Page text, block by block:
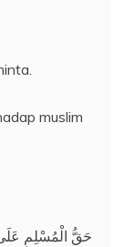
muslim
حَقُّ الْمُسْلِمِ